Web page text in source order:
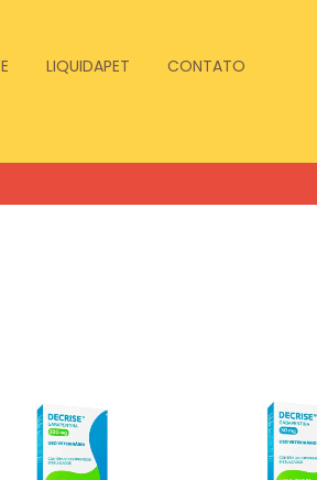
LIQUIDAPET CONTATO